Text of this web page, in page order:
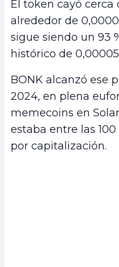
El token cayó cerca
alrededor de
sigue siendo un 93
histórico de
BONK alcanzó ese
2024, en plena
memecoins en
estaba entre las
por capitalización.